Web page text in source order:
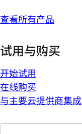
查看所有产品
试用与购买
开始试用
在线购买
与主要云提供商集成